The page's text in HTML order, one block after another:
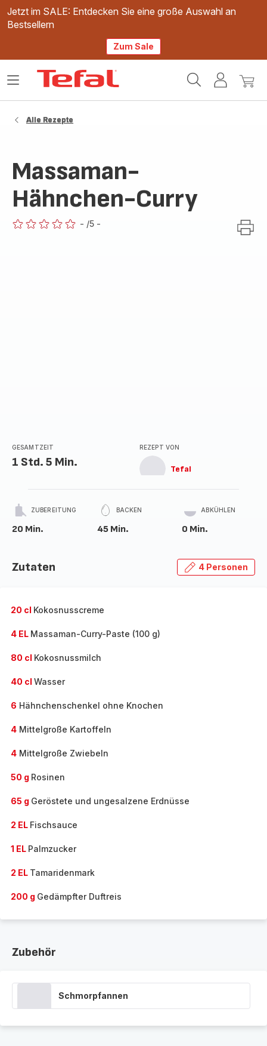
Jetzt im SALE: Entdecken Sie eine große Auswahl an
Bestsellern
Zum Sale
Mein
Mein
Das
Alle Rezepte
Massaman-
Hähnchen-Curry
- /5 -
GESAMTZEIT
1 Std. 5 Min.
REZEPT VON
Tefal
ZUBEREITUNG
20 Min.
BACKEN
45 Min.
ABKÜHLEN
0 Min.
Zutaten 4 Personen
20 cl Kokosnusscreme
4 EL Massaman-Curry-Paste (100 g)
80 cl Kokosnussmilch
40 cl Wasser
6 Hähnchenschenkel ohne Knochen
4 Mittelgroße Kartoffeln
4 Mittelgroße Zwiebeln
50 g Rosinen
65 g Geröstete und ungesalzene Erdnüsse
2 EL Fischsauce
1 EL Palmzucker
2 EL Tamaridenmark
200 g Gedämpfter Duftreis
Zubehör
Schmorpfannen